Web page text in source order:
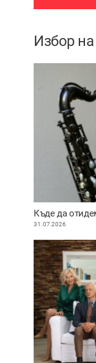
Избор
Къде да
31.07.2026